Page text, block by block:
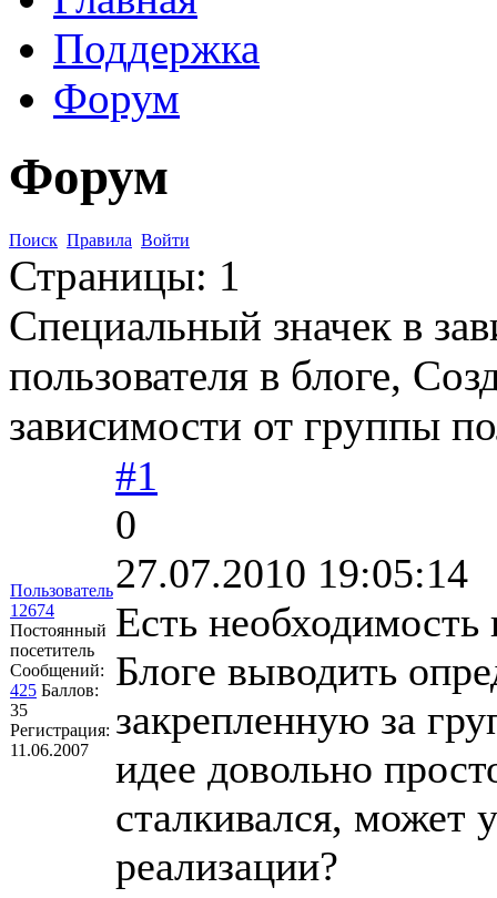
Поддержка
Форум
Форум
Поиск Правила Войти
Страницы: 1
Специальный значек в
пользователя в блоге,
зависимости от группы
Пользователь
12674
Постоянный
посетитель
Сообщений:
425 Баллов:
35
Регистрация:
11.06.2007
#1
0
27.07.2010 19:05:14
Есть необходимость
Блоге выводить
закрепленную за
идее довольно
сталкивался, может
реализации?